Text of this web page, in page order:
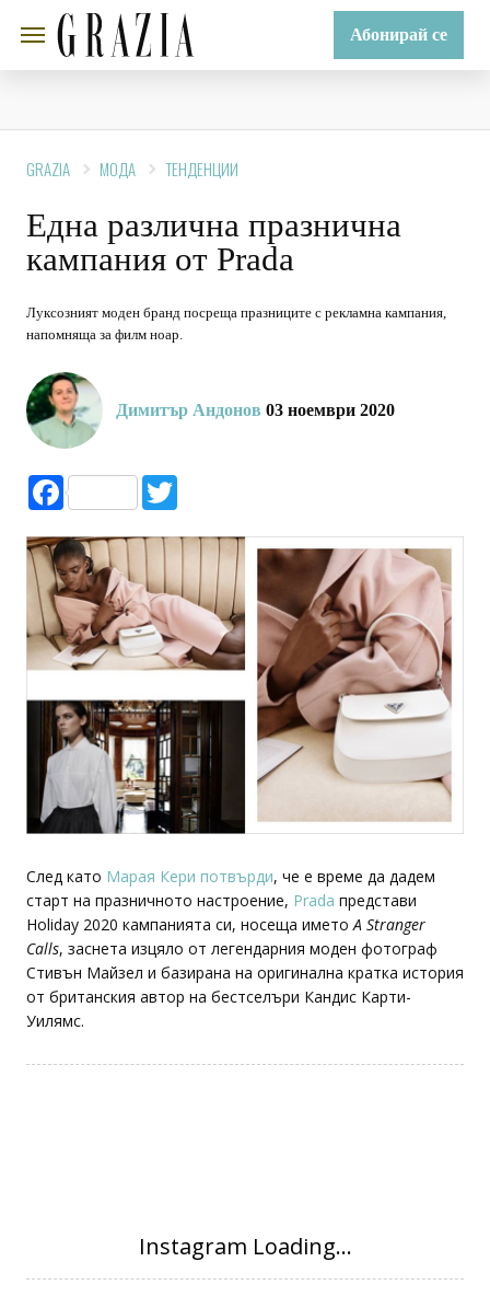
Абонирай се
GRAZIA МОДА ТЕНДЕНЦИИ
Една различна празнична
кампания от Prada
Луксозният моден бранд посреща празниците с рекламна кампания,
напомняща за филм ноар.
Димитър Андонов 03 ноември 2020
Facebook
След като Марая Кери потвърди, че е време да дадем
старт на празничното настроение, Prada представи
Holiday 2020 кампанията си, носеща името A Stranger
Calls, заснета изцяло от легендарния моден фотограф
Стивън Майзел и базирана на оригинална кратка история
от британския автор на бестселъри Кандис Карти-
Уилямс.